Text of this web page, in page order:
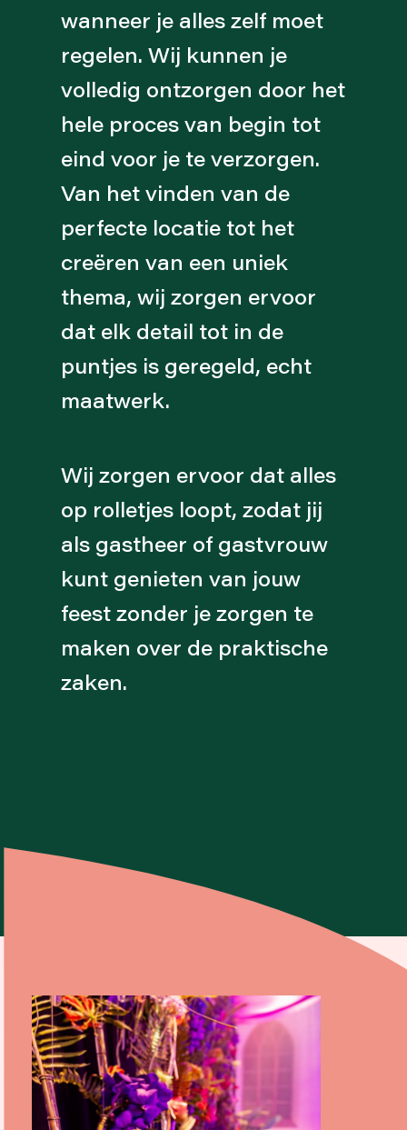
wanneer je alles zelf moet
regelen. Wij kunnen je
volledig ontzorgen door het
hele proces van begin tot
eind voor je te verzorgen.
Van het vinden van de
perfecte locatie tot het
creëren van een uniek
thema, wij zorgen ervoor
dat elk detail tot in de
puntjes is geregeld, echt
maatwerk.
Wij zorgen ervoor dat alles
op rolletjes loopt, zodat jij
als gastheer of gastvrouw
kunt genieten van jouw
feest zonder je zorgen te
maken over de praktische
zaken.